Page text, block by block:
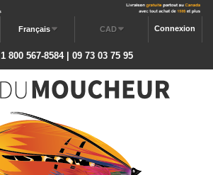
Connexion
CAD
Français
1 800 567-8584 | 09 73 03 75 95